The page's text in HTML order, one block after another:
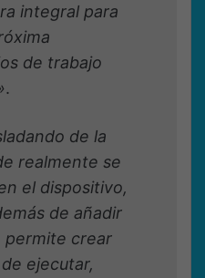
integral para
de trabajo
.
de la
realmente se
el dispositivo,
de añadir
permite crear
ejecutar,